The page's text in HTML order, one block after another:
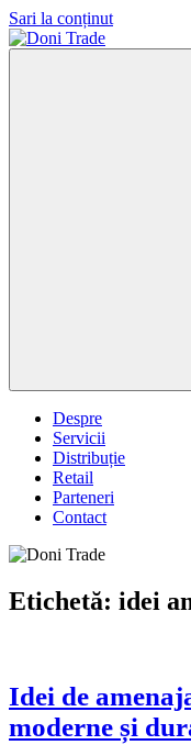
Sari la conținut
Despre
Servicii
Distribuție
Retail
Parteneri
Contact
Etichetă: idei
Idei de
moderne și